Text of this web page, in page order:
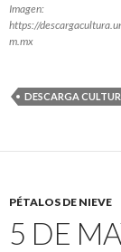
Imagen:
https://
m.mx
DESCARGA
PÉTALOS DE NIEVE
5 DE